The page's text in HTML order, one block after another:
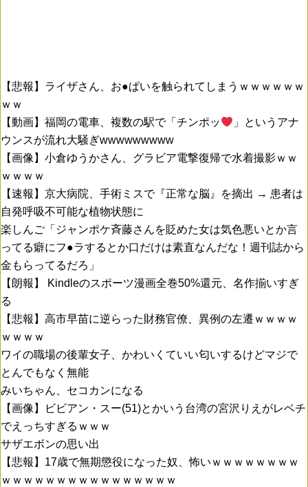
【悲報】ライザさん、お●ぱいを触られてしまうｗｗｗｗｗｗ
ｗｗ
【動画】福岡の電車、複数の駅で「チンポッ
」というアナ
ウンスが流れ大騒ぎwwwwwwwww
【画像】小倉ゆうかさん、グラビア電撃復帰で水着撮影ｗｗ
ｗｗｗｗ
【速報】京大病院、手術ミスで『正常な脳』を摘出 → 患者は
自発呼吸不可能な植物状態に
楽しんご「ジャンポケ斉藤さんを貶めた女は気色悪いとか言
ってる癖にフ●ラするとか口だけは素直なんだな！週刊誌から
金もらってるだろ」
【朗報】 Kindleのスポーツ漫画全巻50%還元、名作揃いすぎ
る
【悲報】高市早苗に逆らった財務官僚、異例の左遷ｗｗｗｗ
ｗｗｗｗ
ワイの職場の後輩女子、かわいくていい匂いするけどマジで
とんでもなく無能
みいちゃん、セコカンになる
【画像】ビビアン・スー(51)とかいう台湾の宮沢りえがレベチ
でえっちすぎるｗｗｗ
サザエボンの思い出
【悲報】17歳で無期懲役になった奴、怖いｗｗｗｗｗｗｗｗ
ｗｗｗｗｗｗｗｗｗｗｗｗｗｗｗｗ